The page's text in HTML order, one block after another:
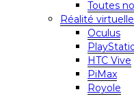
Toutes
Réalité virtuelle
Oculus
HTC Vive
PiMax
Royole